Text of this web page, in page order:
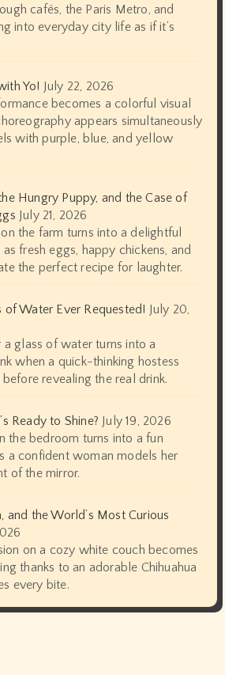
cafés, the Paris Metro, and
into everyday city life as if it’s
Yo! July 22, 2026
becomes a colorful visual
appears simultaneously
with purple, blue, and yellow
Hungry Puppy, and the Case of
July 21, 2026
the farm turns into a delightful
fresh eggs, happy chickens, and
the perfect recipe for laughter.
of Water Ever Requested! July 20,
a glass of water turns into a
when a quick-thinking hostess
revealing the real drink.
Ready to Shine? July 19, 2026
the bedroom turns into a fun
a confident woman models her
of the mirror.
and the World’s Most Curious
on a cozy white couch becomes
thanks to an adorable Chihuahua
every bite.